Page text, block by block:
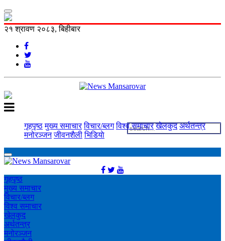
२१ श्रावण २०८३, बिहीबार
गृहपृष्ठ मुख्य समाचार विचार/ब्लग विश्व समाचार खेलकुद अर्थतन्त्र
मनोरञ्‍जन जीवनशैली भिडियाे
गृहपृष्ठ
मुख्य समाचार
विचार/ब्लग
विश्व समाचार
खेलकुद
अर्थतन्त्र
मनोरञ्‍जन